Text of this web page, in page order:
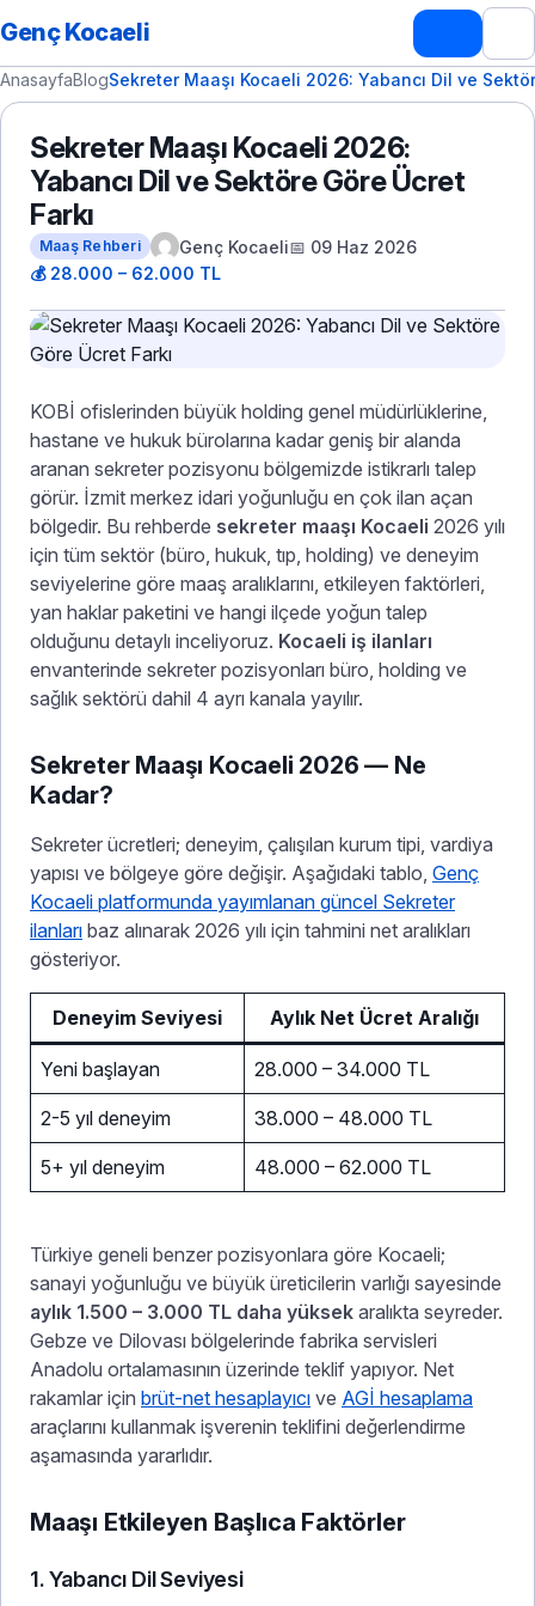
Genç Kocaeli
AnasayfaBlogSekreter Maaşı Kocaeli 2026: Yabancı Dil ve
Sekreter Maaşı Kocaeli 2026:
Yabancı Dil ve Sektöre Göre Ücret
Farkı
Maaş Rehberi Genç Kocaeli📅 09 Haz 2026
💰 28.000 – 62.000 TL
KOBİ ofislerinden büyük holding genel müdürlüklerine,
hastane ve hukuk bürolarına kadar geniş bir alanda
aranan sekreter pozisyonu bölgemizde istikrarlı talep
görür. İzmit merkez idari yoğunluğu en çok ilan açan
bölgedir. Bu rehberde sekreter maaşı Kocaeli 2026 yılı
için tüm sektör (büro, hukuk, tıp, holding) ve deneyim
seviyelerine göre maaş aralıklarını, etkileyen faktörleri,
yan haklar paketini ve hangi ilçede yoğun talep
olduğunu detaylı inceliyoruz. Kocaeli iş ilanları
envanterinde sekreter pozisyonları büro, holding ve
sağlık sektörü dahil 4 ayrı kanala yayılır.
Sekreter Maaşı Kocaeli 2026 — Ne
Kadar?
Sekreter ücretleri; deneyim, çalışılan kurum tipi, vardiya
yapısı ve bölgeye göre değişir. Aşağıdaki tablo, Genç
Kocaeli platformunda yayımlanan güncel Sekreter
ilanları baz alınarak 2026 yılı için tahmini net aralıkları
gösteriyor.
Deneyim Seviyesi Aylık Net Ücret Aralığı
Yeni başlayan 28.000 – 34.000 TL
2-5 yıl deneyim 38.000 – 48.000 TL
5+ yıl deneyim 48.000 – 62.000 TL
Türkiye geneli benzer pozisyonlara göre Kocaeli;
sanayi yoğunluğu ve büyük üreticilerin varlığı sayesinde
aylık 1.500 – 3.000 TL daha yüksek aralıkta seyreder.
Gebze ve Dilovası bölgelerinde fabrika servisleri
Anadolu ortalamasının üzerinde teklif yapıyor. Net
rakamlar için brüt-net hesaplayıcı ve AGİ hesaplama
araçlarını kullanmak işverenin teklifini değerlendirme
aşamasında yararlıdır.
Maaşı Etkileyen Başlıca Faktörler
1. Yabancı Dil Seviyesi